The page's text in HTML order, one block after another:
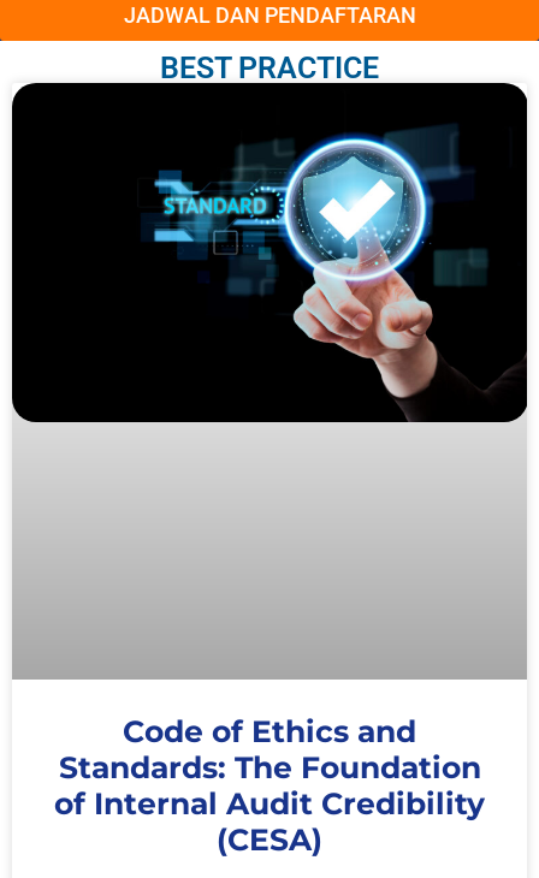
JADWAL DAN PENDAFTARAN
BEST PRACTICE
Code of Ethics and
Standards: The Foundation
of Internal Audit Credibility
(CESA)